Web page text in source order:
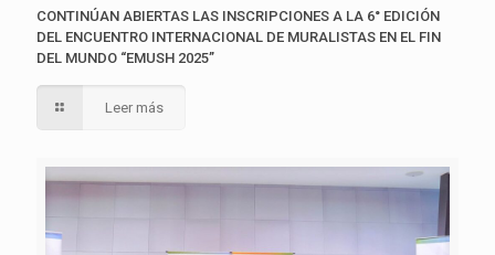
CONTINÚAN ABIERTAS LAS INSCRIPCIONES A LA 6° EDICIÓN
DEL ENCUENTRO INTERNACIONAL DE MURALISTAS EN EL FIN
DEL MUNDO “EMUSH 2025”
Leer más